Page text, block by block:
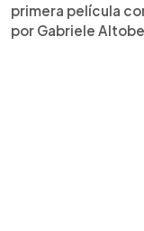
primera película
por Gabriele